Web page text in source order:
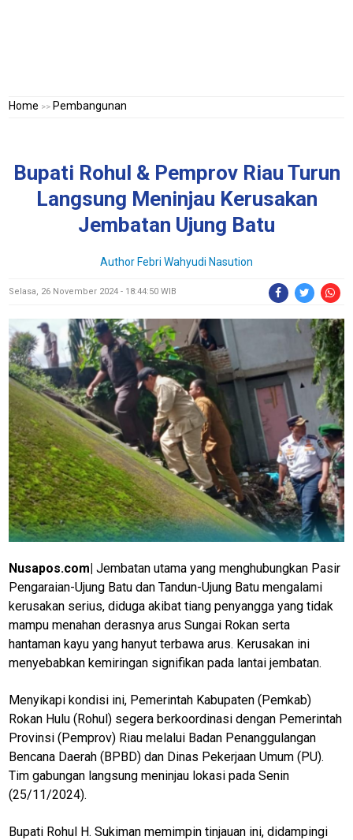
Home >> Pembangunan
Bupati Rohul & Pemprov Riau Turun
Langsung Meninjau Kerusakan
Jembatan Ujung Batu
Author Febri Wahyudi Nasution
Selasa, 26 November 2024 - 18:44:50 WIB
Nusapos.com| Jembatan utama yang menghubungkan Pasir
Pengaraian-Ujung Batu dan Tandun-Ujung Batu mengalami
kerusakan serius, diduga akibat tiang penyangga yang tidak
mampu menahan derasnya arus Sungai Rokan serta
hantaman kayu yang hanyut terbawa arus. Kerusakan ini
menyebabkan kemiringan signifikan pada lantai jembatan.
Menyikapi kondisi ini, Pemerintah Kabupaten (Pemkab)
Rokan Hulu (Rohul) segera berkoordinasi dengan Pemerintah
Provinsi (Pemprov) Riau melalui Badan Penanggulangan
Bencana Daerah (BPBD) dan Dinas Pekerjaan Umum (PU).
Tim gabungan langsung meninjau lokasi pada Senin
(25/11/2024).
Bupati Rohul H. Sukiman memimpin tinjauan ini, didampingi